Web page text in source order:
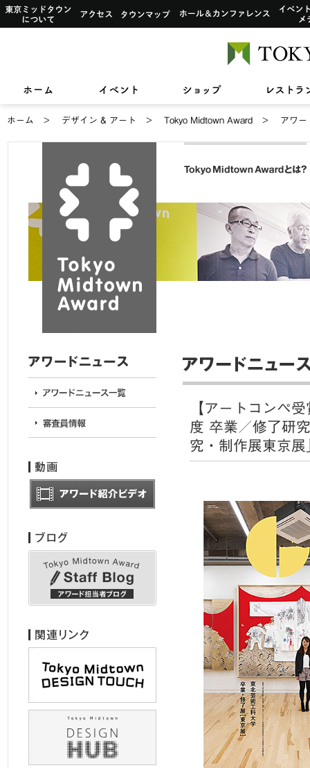
東京ミッドタウンについて
アクセス タウンマップ ホール&
イベント ショップ
イベント一覧
2026/3/27(金)〜
スープはいのち
ショップ検索
フロアガイド
2026/7/1(水)〜8/
レストラン＆フード検索
フロアガイド
2026/7/17(金)〜
アートワーク
TOKYO MIDTOWN DESIGN LIVE 六本木未来会議
東京ミッドタウンクリニック
東京ミッドタウン レジデンス
ザ・
サービス案内トップ インフォ
ご利用可
小さなお子様をお連れのお客様へ バリアフ
ホーム デザイン & アート Tokyo Midtown Award アワー
【アートコンペ
度 卒業／修了研
究・制作展東京